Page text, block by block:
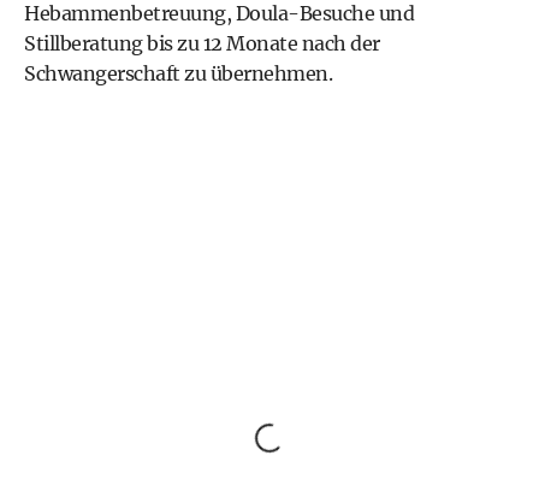
Hebammenbetreuung, Doula-Besuche und
Stillberatung bis zu 12 Monate nach der
Schwangerschaft zu übernehmen.